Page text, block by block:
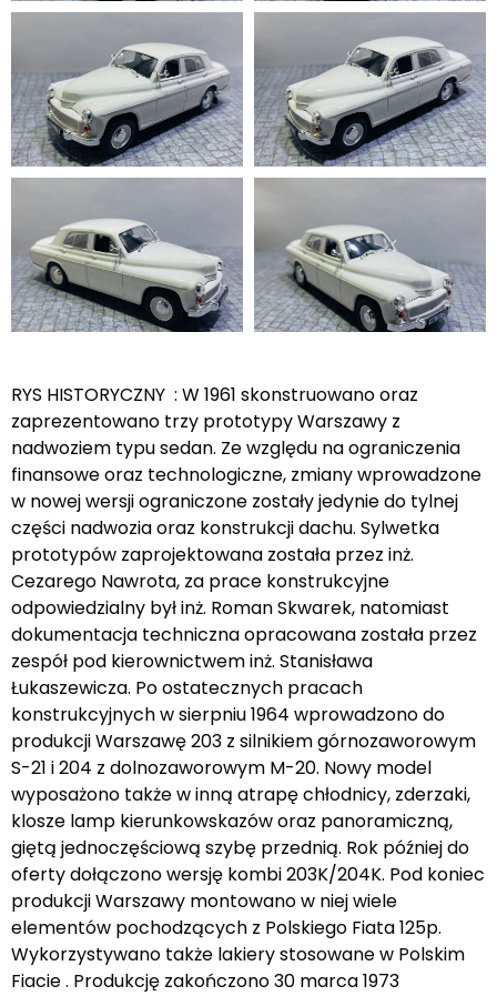
RYS HISTORYCZNY : W 1961 skonstruowano oraz
zaprezentowano trzy prototypy Warszawy z
nadwoziem typu sedan. Ze względu na ograniczenia
finansowe oraz technologiczne, zmiany wprowadzone
w nowej wersji ograniczone zostały jedynie do tylnej
części nadwozia oraz konstrukcji dachu. Sylwetka
prototypów zaprojektowana została przez inż.
Cezarego Nawrota, za prace konstrukcyjne
odpowiedzialny był inż. Roman Skwarek, natomiast
dokumentacja techniczna opracowana została przez
zespół pod kierownictwem inż. Stanisława
Łukaszewicza. Po ostatecznych pracach
konstrukcyjnych w sierpniu 1964 wprowadzono do
produkcji Warszawę 203 z silnikiem górnozaworowym
S-21 i 204 z dolnozaworowym M-20. Nowy model
wyposażono także w inną atrapę chłodnicy, zderzaki,
klosze lamp kierunkowskazów oraz panoramiczną,
giętą jednoczęściową szybę przednią. Rok później do
oferty dołączono wersję kombi 203K/204K. Pod koniec
produkcji Warszawy montowano w niej wiele
elementów pochodzących z Polskiego Fiata 125p.
Wykorzystywano także lakiery stosowane w Polskim
Fiacie . Produkcję zakończono 30 marca 1973